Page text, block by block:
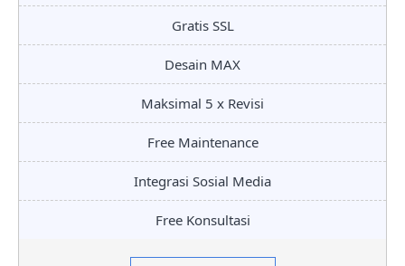
Gratis SSL
Desain MAX
Maksimal 5 x Revisi
Free Maintenance
Integrasi Sosial Media
Free Konsultasi